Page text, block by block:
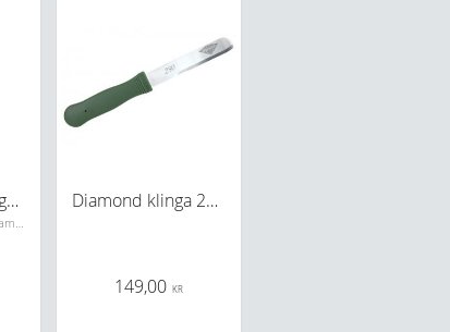
Diamond Hovslagarförkläde
Prisvärt Förkläde från Diamond
Diamond klinga 280mm
149,00 KR